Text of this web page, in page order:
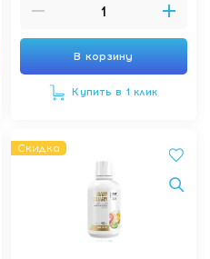
В корзину
Купить в 1 клик
Скидка